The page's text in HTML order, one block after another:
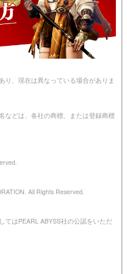
り、現在は異なっている場合がありま
などは、各社の商標、または登録商標
All Rights Reserved.
てはPEARL ABYSS社の公認をいただ